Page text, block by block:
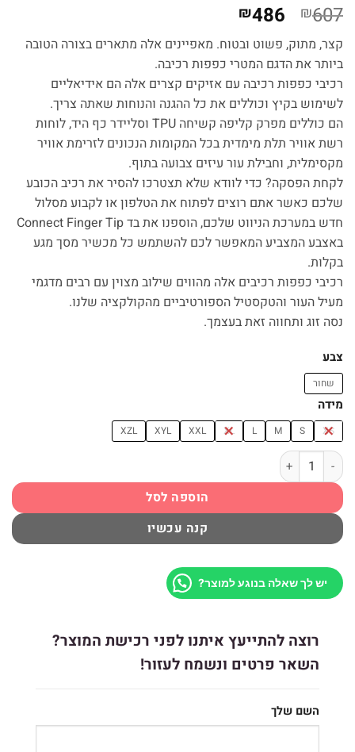
₪607 המחיר
המקורי
היה:
₪607.
₪486
הנוכחי
הוא:
₪486.
קצר, מתוק, פשוט ובטוח. מאפיינים אלה מתארים בצורה הטובה
ביותר את הדגם המטרי כפפות רכיבה.
רכיבי כפפות רכיבה עם אזיקים קצרים אלה הם אידיאליים
לשימוש בקיץ וכוללים את כל ההגנה והנוחות שאתה צריך.
הם כוללים מפרק קליפה קשיחה TPU וסליידר כף היד, לוחות
רשת אוויר תלת מימדית בכל המקומות הנכונים לזרימת אוויר
מקסימלית, וחבילת עור עיזים צבועה בתוף.
לקחת הפסקה? כדי לוודא שלא תצטרכו להסיר את רכיב הכובע
שלכם כאשר אתם רוצים לפתוח את הטלפון או לקבוע מסלול
חדש במערכת הניווט שלכם, הוספנו את בד Connect Finger Tip
באצבע המצביע המאפשר לכם להשתמש כל מכשיר מסך מגע
בקלות.
רכיבי כפפות רכיבים אלה מהווים שילוב מצוין עם רבים מדגמי
מעיל העור והטקסטיל הספורטיביים מהקולקציה שלנו.
נסה זוג ותחווה זאת בעצמך.
צבע
שחור
מידה
XS
S
M
L
XL
XXL
XYL
XZL
כמות של כפפות רכיבה שחור REV'IT METRIC
הוספה לסל
קנה עכשיו
יש לך שאלה בנוגע למוצר?
רוצה להתייעץ איתנו לפני רכישת המוצר?
השאר פרטים ונשמח לעזור!
השם שלך